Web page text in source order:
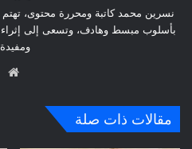
نسرين محمد كاتبة ومحررة محتوى، تهتم
بأسلوب مبسط وهادف، وتسعى إلى إثراء
مقالات ذات صلة